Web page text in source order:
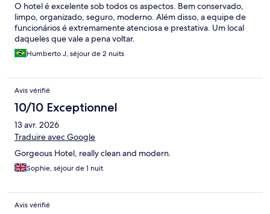
O hotel é excelente sob todos os aspectos. Bem conservado,
limpo, organizado, seguro, moderno. Além disso, a equipe de
funcionários é extremamente atenciosa e prestativa. Um local
daqueles que vale a pena voltar.
Humberto J, séjour de 2 nuits
Avis vérifié
10/10 Exceptionnel
13 avr. 2026
Traduire avec Google
Gorgeous Hotel, really clean and modern.
Sophie, séjour de 1 nuit
Avis vérifié